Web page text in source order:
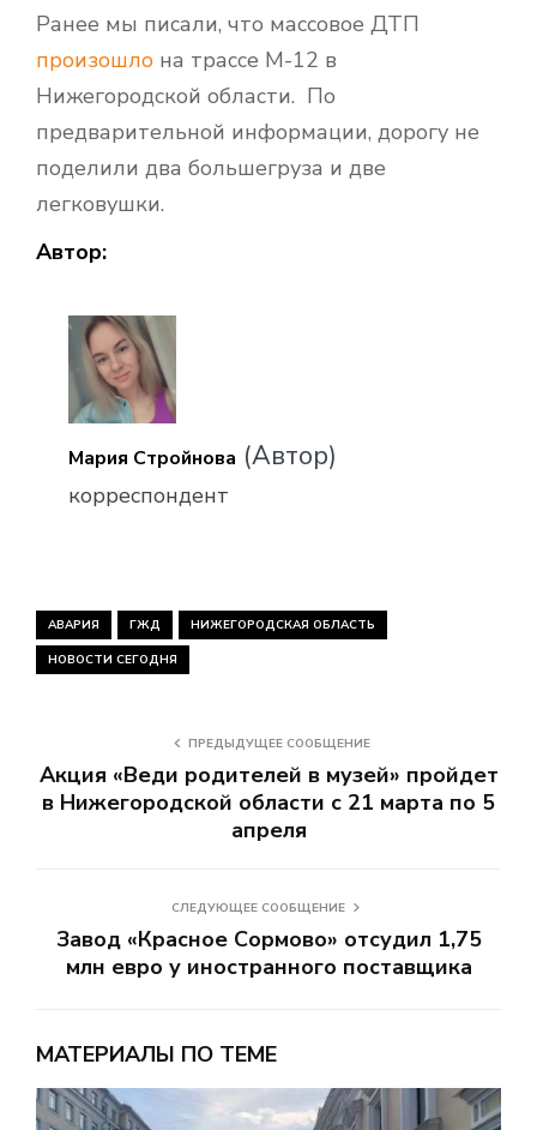
Ранее мы писали, что массовое ДТП
произошло на трассе М-12 в
Нижегородской области. По
предварительной информации, дорогу не
поделили два большегруза и две
легковушки.
Автор:
Мария Стройнова (Автор)
корреспондент
АВАРИЯ ГЖД НИЖЕГОРОДСКАЯ ОБЛАСТЬ
НОВОСТИ СЕГОДНЯ
ПРЕДЫДУЩЕЕ СООБЩЕНИЕ
Акция «Веди родителей в музей» пройдет
в Нижегородской области с 21 марта по 5
апреля
СЛЕДУЮЩЕЕ СООБЩЕНИЕ
Завод «Красное Сормово» отсудил 1,75
млн евро у иностранного поставщика
МАТЕРИАЛЫ ПО ТЕМЕ